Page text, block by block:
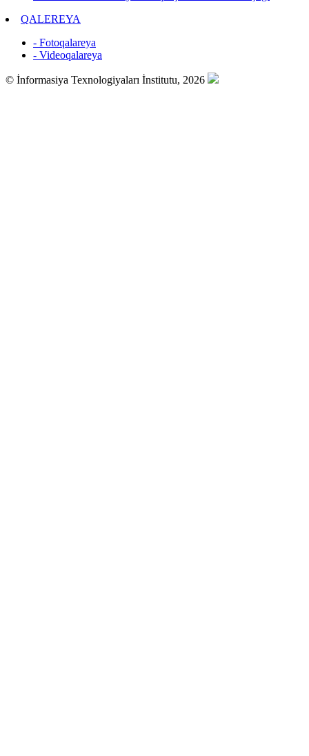
QALEREYA
- Fotoqalareya
- Videoqalareya
© İnformasiya Texnologiyaları İnstitutu, 2026